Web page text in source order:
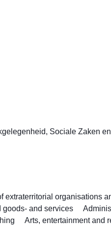
Sociale Zaken
extraterritorial organisations
goods- and services
Arts, entertainment and